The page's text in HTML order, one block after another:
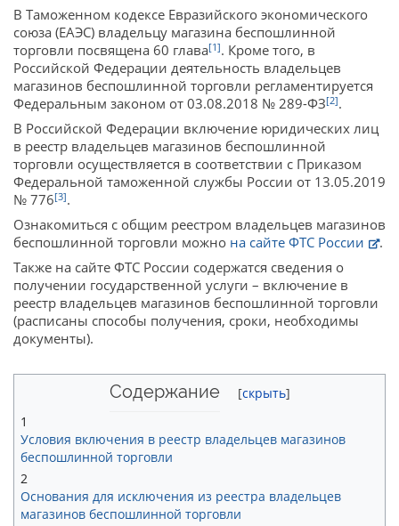
В Таможенном кодексе Евразийского экономического
союза (ЕАЭС) владельцу магазина беспошлинной
торговли посвящена 60 глава[1]. Кроме того, в
Российской Федерации деятельность владельцев
магазинов беспошлинной торговли регламентируется
Федеральным законом от 03.08.2018 № 289-ФЗ[2].
В Российской Федерации включение юридических лиц
в реестр владельцев магазинов беспошлинной
торговли осуществляется в соответствии с Приказом
Федеральной таможенной службы России от 13.05.2019
№ 776[3].
Ознакомиться с общим реестром владельцев магазинов
беспошлинной торговли можно на сайте ФТС России
.
Также на сайте ФТС России содержатся сведения о
получении государственной услуги – включение в
реестр владельцев магазинов беспошлинной торговли
(расписаны способы получения, сроки, необходимы
документы).
Содержание
1
Условия включения в реестр владельцев магазинов
беспошлинной торговли
2
Основания для исключения из реестра владельцев
магазинов беспошлинной торговли